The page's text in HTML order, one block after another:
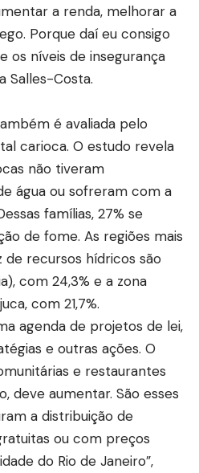
a renda, melhorar a
Porque daí eu consigo
os níveis de insegurança
Salles-Costa.
é avaliada pelo
carioca. O estudo revela
não tiveram
água ou sofreram com a
famílias, 27% se
de fome. As regiões mais
de recursos hídricos são
com 24,3% e a zona
com 21,7%.
agenda de projetos de lei,
e outras ações. O
e restaurantes
deve aumentar. São esses
a distribuição de
ou com preços
do Rio de Janeiro”,